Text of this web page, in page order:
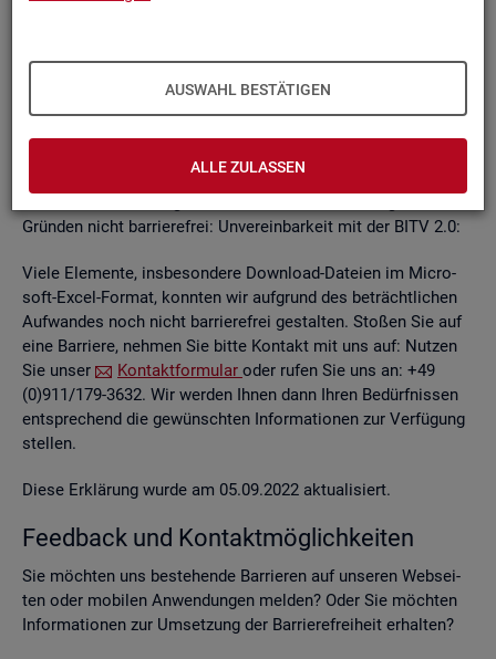
AUSWAHL BESTÄTIGEN
ALLE ZULASSEN
kon­ti­nu­ier­lich durch­ge­führt wer­den.
Die Web­sei­ten sind mit den ge­nann­ten An­for­de­run­gen teil­
Grün­den nicht bar­rie­re­frei: Un­ver­ein­bar­keit mit der BITV 2.0:
Viele Ele­men­te, ins­be­son­de­re Down­load-Da­tei­en im Mi­cro­
soft-Excel-For­mat, konn­ten wir auf­grund des be­trächt­li­chen
Auf­wan­des noch nicht bar­rie­re­frei ge­stal­ten. Sto­ßen Sie auf
eine Bar­rie­re, neh­men Sie bitte Kon­takt mit uns auf: Nut­zen
Sie unser
Kon­takt­for­mu­lar oder rufen Sie uns an: +49
(0)911/179-3632. Wir wer­den Ihnen dann Ihren Be­dürf­nis­sen
ent­spre­chend die ge­wünsch­ten In­for­ma­tio­nen zur Ver­fü­gung
stel­len.
Diese Er­klä­rung wurde am 05.09.2022 ak­tua­li­siert.
Feed­back und Kon­takt­mög­lich­kei­ten
Sie möch­ten uns be­stehen­de Bar­rie­ren auf un­se­ren Web­sei­
ten oder mo­bi­len An­wen­dun­gen mel­den? Oder Sie möch­ten
In­for­ma­tio­nen zur Um­set­zung der Bar­rie­re­frei­heit er­hal­ten?